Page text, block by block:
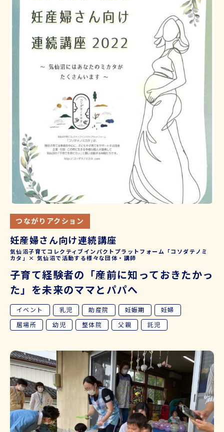
つながりアクション
妊産婦さん向け連続講座
気仙沼子育てコレクティブインパクトプラットフォーム「コソダテノミ
カタ」× 気仙沼で活動する様々な団体・講師
子育て経験者の「産前に知っておきたかっ
た」を未来のママとパパへ
イベント 乳児 助産院 妊娠期
妊婦
居場所
幼児 整体院 父親 託児